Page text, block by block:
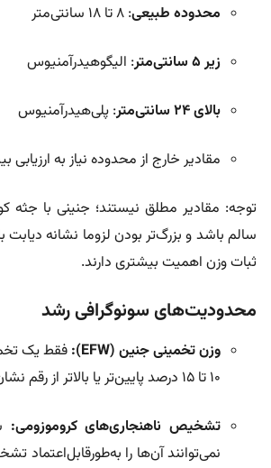
محدوده طبیعی: ۸ تا ۱۸ سانتی‌متر
زیر ۵ سانتی‌متر : الیگوهیدرآمنیوس
بالای ۲۴ سانتی‌متر : پلی‌هیدرآمنیوس
مقادیر خارج از محدوده نیاز به ارزیابی
توجه: مقادیر مطلق نیستند؛ جنینی با جثه
سالم باشد و بزرگ‌تر بودن لزوما نشانه دیابت
ثبات وزن اهمیت بیشتری دارند.
محدودیت‌های سونوگرافی رشد
وزن تخمینی جنین (EFW):
فقط یک
۱۰ تا ۱۵ درصد پایین‌تر یا بالاتر از رقم نشان‌داده‌شده باشد.
تشخیص ناهنجاری‌های کروموزومی:
نمی‌توانند آن‌ها را به‌طورقابل‌اعتماد